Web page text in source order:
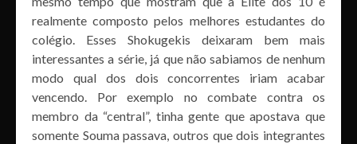
realmente composto pelos melhores estudantes do
colégio. Esses Shokugekis deixaram bem mais
interessantes a série, já que não sabiamos de nenhum
modo qual dos dois concorrentes iriam acabar
vencendo. Por exemplo no combate contra os
membro da “central”, tinha gente que apostava que
somente Souma passava, outros que dois integrantes